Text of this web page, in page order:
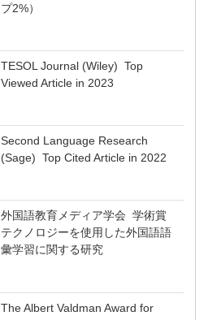
プ2%）
TESOL Journal (Wiley) Top
Viewed Article in 2023
Second Language Research
(Sage) Top Cited Article in 2022
外国語教育メディア学会 学術賞
テクノロジーを使用した外国語語
彙学習に関する研究
The Albert Valdman Award for